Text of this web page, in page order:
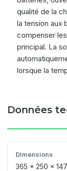
qualité de la
la tension aux
compenser
principal. La
lorsque la
Données
Dimensions
365 x 250 x